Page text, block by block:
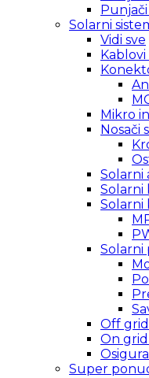
Punjači
Solarni
Vidi sve
Mikro
Nosači
Solarni
Solarni
Solarni
Solarni
Off
On
Super